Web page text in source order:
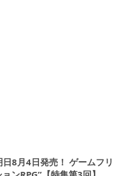
8月4日発売！ ゲームフリ